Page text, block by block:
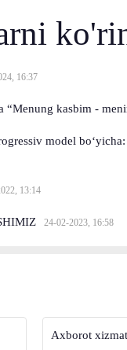
16:37
“Menung kasbim -
model
13:14
24-02-2023, 16:58
Axborot